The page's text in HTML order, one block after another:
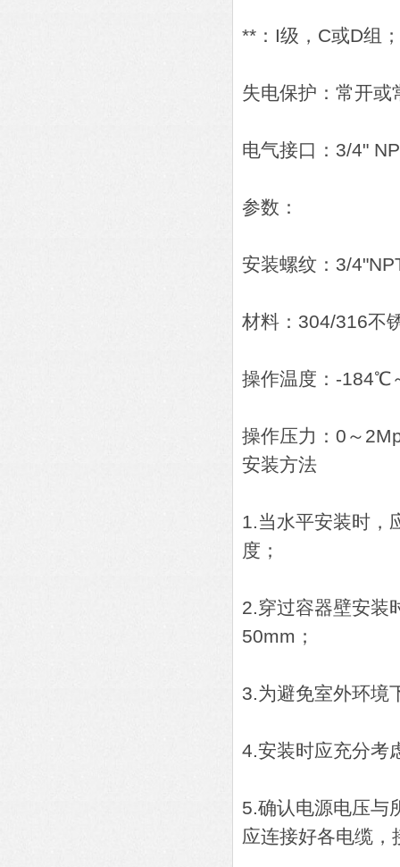
**：I级，C或D组
失电保护：常开或
电气接口：3/4"
参数：
安装螺纹：3/
材料：304/316不
操作温度：-184℃
操作压力：0～
安装方法
1.当水平安装时，
度；
2.穿过容器壁安装
50mm；
3.为避免室外环境
4.安装时应充分考
5.确认电源电压与
应连接好各电缆，